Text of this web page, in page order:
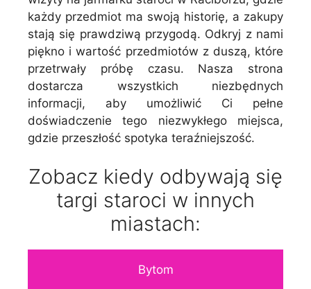
każdy przedmiot ma swoją historię, a zakupy
stają się prawdziwą przygodą. Odkryj z nami
piękno i wartość przedmiotów z duszą, które
przetrwały próbę czasu. Nasza strona
dostarcza wszystkich niezbędnych
informacji, aby umożliwić Ci pełne
doświadczenie tego niezwykłego miejsca,
gdzie przeszłość spotyka teraźniejszość.
Zobacz kiedy odbywają się
targi staroci w innych
miastach:
Bytom